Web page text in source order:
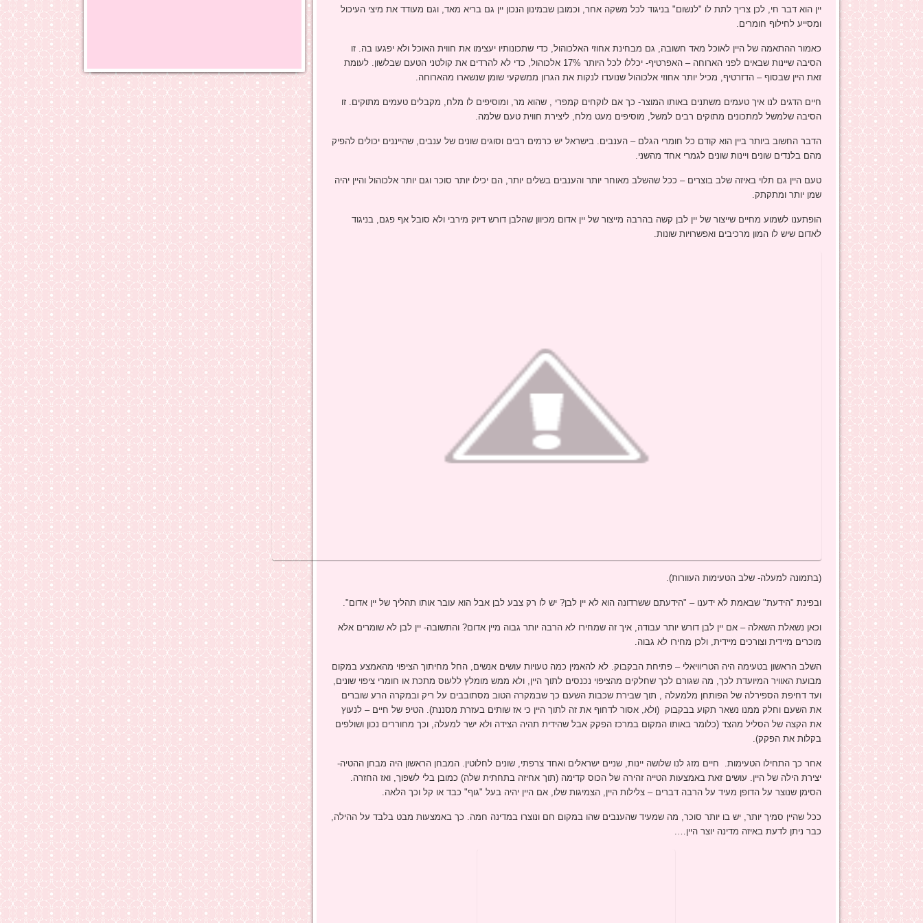
יין הוא דבר חי, לכן צריך לתת לו "לנשום" בניגוד לכל משקה אחר, וכמובן שבמינון הנכון יין גם בריא מאד, וגם מעודד את מיצי העיכול
ומסייע לחילוף חומרים.
כאמור ההתאמה של היין לאוכל מאד חשובה, גם מבחינת אחוזי האלכוהול, כדי שתכונותיו יעצימו את חווית האוכל ולא יפגעו בה. זו
הסיבה שיינות שבאים לפני הארוחה – האפרטיף- יכללו לכל היותר 17% אלכוהול, כדי לא להרדים את קולטני הטעם שבלשון. לעומת
זאת היין שבסוף – הדזרטיף, מכיל יותר אחוזי אלכוהול שנועדו לנקות את הגרון ממשקעי שומן שנשארו מהארוחה.
חיים הדגים לנו איך טעמים משתנים באותו המוצר- כך אם לוקחים קמפרי , שהוא מר, ומוסיפים לו מלח, מקבלים טעמים מתוקים. זו
הסיבה שלמשל למתכונים מתוקים רבים למשל, מוסיפים מעט מלח, ליצירת חווית טעם שלמה.
הדבר החשוב ביותר ביין הוא קודם כל חומרי הגלם – הענבים. בישראל יש כרמים רבים וסוגים שונים של ענבים, שהייננים יכולים להפיק
מהם בלנדים שונים ויינות שונים לגמרי אחד מהשני.
טעם היין גם תלוי באיזה שלב בוצרים – ככל שהשלב מאוחר יותר והענבים בשלים יותר, הם יכילו יותר סוכר וגם יותר אלכוהול והיין יהיה
שמן יותר ומתקתק.
הופתענו לשמוע מחיים שייצור של יין לבן קשה בהרבה מייצור של יין אדום מכיוון שהלבן דורש דיוק מירבי ולא סובל אף פגם, בניגוד
לאדום שיש לו המון מרכיבים ואפשרויות שונות.
(בתמונה למעלה- שלב הטעימות העוורות).
ובפינת "הידעת" שבאמת לא ידענו – "הידעתם ששרדונה הוא לא יין לבן? יש לו רק צבע לבן אבל הוא עובר אותו תהליך של יין אדום".
וכאן נשאלת השאלה – אם יין לבן דורש יותר עבודה, איך זה שמחירו לא הרבה יותר גבוה מיין אדום? והתשובה- יין לבן לא שומרים אלא
מוכרים מיידית וצורכים מיידית, ולכן מחירו לא גבוה.
השלב הראשון בטעימה היה הטריוויאלי – פתיחת הבקבוק. לא להאמין כמה טעויות עושים אנשים, החל מחיתוך הציפוי מהאמצע במקום
מבועת האוויר המיועדת לכך, מה שגורם לכך שחלקים מהציפוי נכנסים לתוך היין, ולא ממש מומלץ ללעוס מתכת או חומרי ציפוי שונים,
ועד דחיפת הספירלה של הפותחן מלמעלה , תוך שבירת שכבות השעם כך שבמקרה הטוב מסתובבים על ריק ובמקרה הרע שוברים
את השעם וחלק ממנו נשאר תקוע בבקבוק (ולא, אסור לדחוף את זה לתוך היין כי אז שותים בעזרת מסננת). הטיפ של חיים – לנעוץ
את הקצה של הסליל מהצד (כלומר באותו המקום במרכז הפקק אבל שהידית תהיה הצידה ולא ישר למעלה, וכך מחוררים נכון ושולפים
בקלות את הפקק).
אחר כך התחילו הטעימות. חיים מזג לנו שלושה יינות, שניים ישראלים ואחד צרפתי, שונים לחלוטין. המבחן הראשון היה מבחן ההטיה-
יצירת הילה של היין. עושים זאת באמצעות הטייה זהירה של הכוס קדימה (תוך אחיזה בתחתית שלה) כמובן בלי לשפוך, ואז החזרה.
הסימן שנוצר על הדופן מעיד על הרבה דברים – צלילות היין, הצמיגות שלו, אם היין יהיה בעל "גוף" כבד או קל וכך הלאה.
ככל שהיין סמיך יותר, יש בו יותר סוכר, מה שמעיד שהענבים שהו במקום חם ונוצרו במדינה חמה. כך באמצעות מבט בלבד על ההילה,
כבר ניתן לדעת באיזה מדינה יוצר היין….